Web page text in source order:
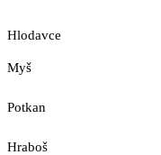
Hlodavce
Myš
Potkan
Hraboš